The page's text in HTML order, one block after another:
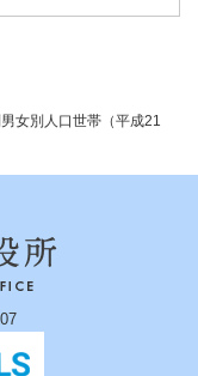
女別人口世帯（平成21